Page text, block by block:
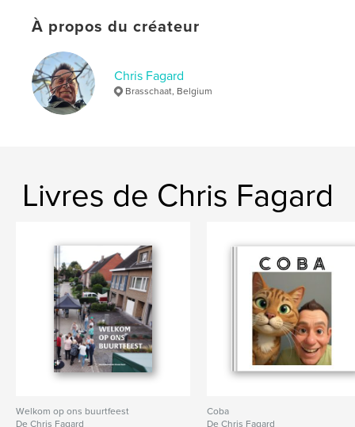
À propos du créateur
Chris Fagard
Brasschaat, Belgium
Livres de Chris Fagard
Welkom op ons buurtfeest
De Chris Fagard
Coba
De Chris Fagard